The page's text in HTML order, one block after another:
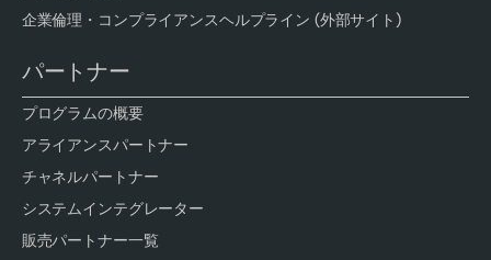
企業倫理・コンプライアンスヘルプライン (外部サイト)
パートナー
プログラムの概要
アライアンスパートナー
チャネルパートナー
システムインテグレーター
販売パートナー一覧